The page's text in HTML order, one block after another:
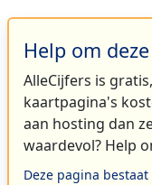
Help om
AlleCijfers is
kaartpagina's
aan hosting dan
waardevol? Help
Deze pagina